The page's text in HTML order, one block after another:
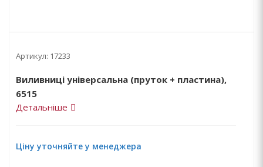
Артикул: 17233
Виливниці універсальна (пруток + пластина),
6515
Детальніше
Ціну уточняйте у менеджера